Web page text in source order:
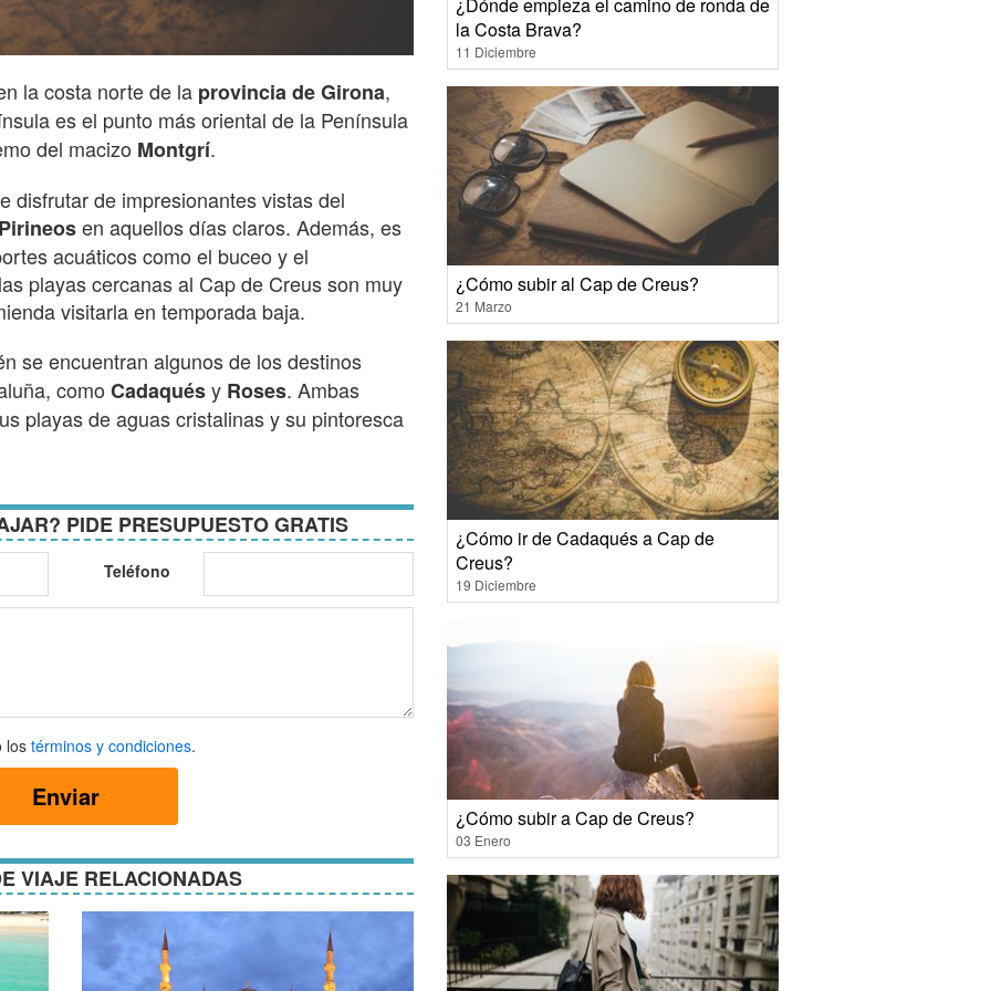
la costa norte de la provincia de Girona,
es el punto más oriental de la Península
del macizo Montgrí.
disfrutar de impresionantes vistas del
Pirineosen aquellos días claros. Además, es
acuáticos como el buceo y el
playas cercanas al Cap de Creus son muy
visitarla en temporada baja.
se encuentran algunos de los destinos
como Cadaquésy Roses. Ambas
playas de aguas cristalinas y su pintoresca
PIDE PRESUPUESTO GRATIS
Teléfono
lostérminos y condiciones.
Enviar
VIAJE RELACIONADAS
la Costa Brava?
11 Diciembre
¿Cómo subir al Cap de Creus?
21 Marzo
¿Cómo ir de Cadaqués a Cap de
Creus?
19 Diciembre
¿Cómo subir a Cap de Creus?
03 Enero